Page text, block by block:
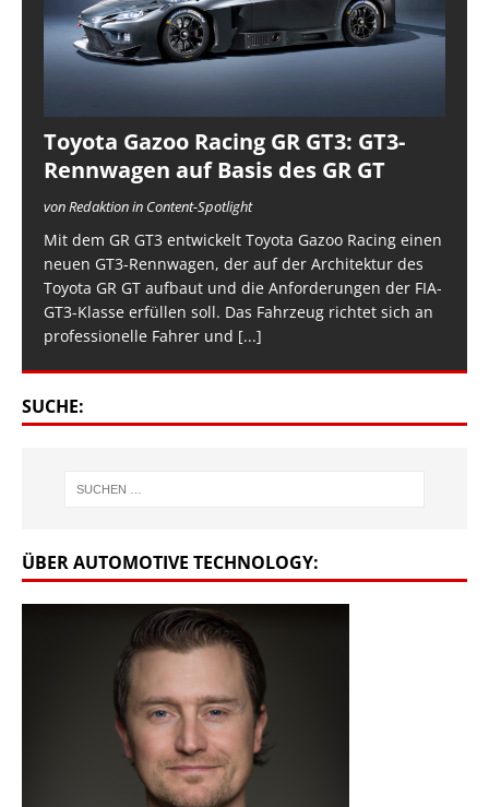
Toyota Gazoo Racing GR GT3: GT3-
Rennwagen auf Basis des GR GT
von Redaktion in Content-Spotlight
Mit dem GR GT3 entwickelt Toyota Gazoo Racing einen
neuen GT3-Rennwagen, der auf der Architektur des
Toyota GR GT aufbaut und die Anforderungen der FIA-
GT3-Klasse erfüllen soll. Das Fahrzeug richtet sich an
professionelle Fahrer und [...]
SUCHE:
ÜBER AUTOMOTIVE TECHNOLOGY: